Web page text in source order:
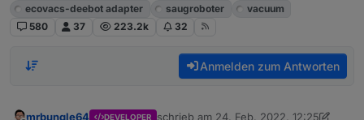
ecovacs-deebot adapter
saugroboter
vacuum
580
37 223.2k 32
Anmelden zum Antworten
mrbungle64 DEVELOPER schrieb am 24. Feb. 2022, 12:25